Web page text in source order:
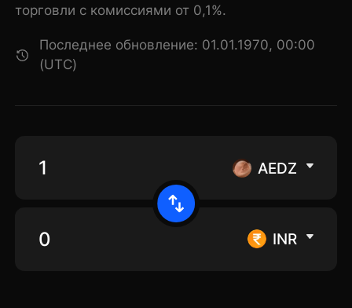
торговли с комиссиями от 0,1%.
Последнее обновление: 01.01.1970, 00:00
(UTC)
AEDZ
INR